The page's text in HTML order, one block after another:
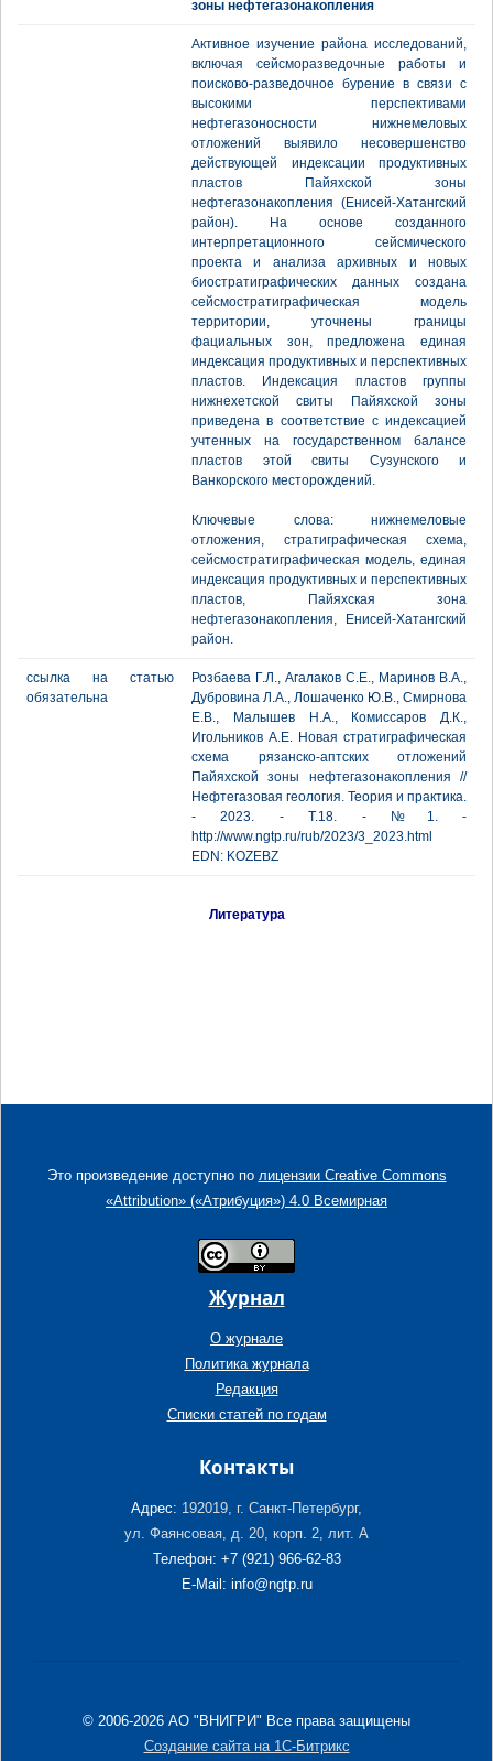
зоны нефтегазонакопления
Активное изучение района исследований,
включая сейсморазведочные работы и
поисково-разведочное бурение в связи с
высокими перспективами
нефтегазоносности нижнемеловых
отложений выявило несовершенство
действующей индексации продуктивных
пластов Пайяхской зоны
нефтегазонакопления (Енисей-Хатангский
район). На основе созданного
интерпретационного сейсмического
проекта и анализа архивных и новых
биостратиграфических данных создана
сейсмостратиграфическая модель
территории, уточнены границы
фациальных зон, предложена единая
индексация продуктивных и перспективных
пластов. Индексация пластов группы
нижнехетской свиты Пайяхской зоны
приведена в соответствие с индексацией
учтенных на государственном балансе
пластов этой свиты Сузунского и
Ванкорского месторождений.
Ключевые слова: нижнемеловые
отложения, стратиграфическая схема,
сейсмостратиграфическая модель, единая
индексация продуктивных и перспективных
пластов, Пайяхская зона
нефтегазонакопления, Енисей-Хатангский
район.
ссылка на статью
обязательна
Розбаева Г.Л., Агалаков С.Е., Маринов В.А.,
Дубровина Л.А., Лошаченко Ю.В., Смирнова
Е.В., Малышев Н.А., Комиссаров Д.К.,
Игольников А.Е. Новая стратиграфическая
схема рязанско-аптских отложений
Пайяхской зоны нефтегазонакопления //
Нефтегазовая геология. Теория и практика.
- 2023. - Т.18. - №1. -
http://www.ngtp.ru/rub/2023/3_2023.html
EDN: KOZEBZ
Литература
Это произведение доступно по лицензии Creative Commons
«Attribution» («Атрибуция») 4.0 Всемирная
Журнал
О журнале
Политика журнала
Редакция
Списки статей по годам
Контакты
Адрес: 192019, г. Санкт-Петербург,
ул. Фаянсовая, д. 20, корп. 2, лит. А
Телефон: +7 (921) 966-62-83
E-Mail: info@ngtp.ru
© 2006-2026 АО "ВНИГРИ" Все права защищены
Создание сайта на 1С-Битрикс